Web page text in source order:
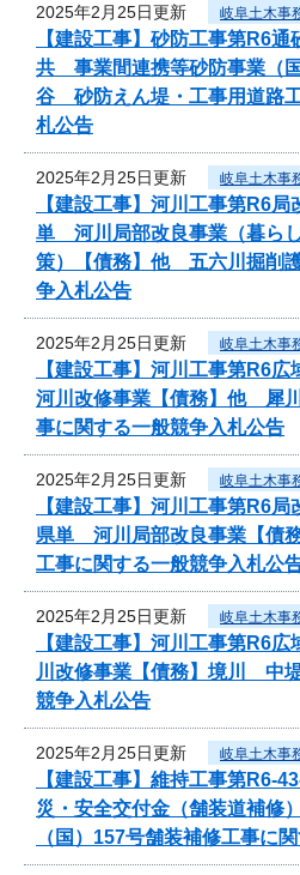
2025年2月25日更新 岐阜土木事
【建設工事】砂防工事第R6
共 事業間連携等砂防事業（
谷 砂防えん堤・工事用道路
札公告
2025年2月25日更新 岐阜土木事
【建設工事】河川工事第R6
単 河川局部改良事業（暮ら
策）【債務】他 五六川掘削
争入札公告
2025年2月25日更新 岐阜土木事
【建設工事】河川工事第R6
河川改修事業【債務】他 犀
事に関する一般競争入札公告
2025年2月25日更新 岐阜土木事
【建設工事】河川工事第R6
県単 河川局部改良事業【債
工事に関する一般競争入札公
2025年2月25日更新 岐阜土木事
【建設工事】河川工事第R6
川改修事業【債務】境川 中
競争入札公告
2025年2月25日更新 岐阜土木事
【建設工事】維持工事第R6-
災・安全交付金（舗装道補修
（国）157号舗装補修工事に